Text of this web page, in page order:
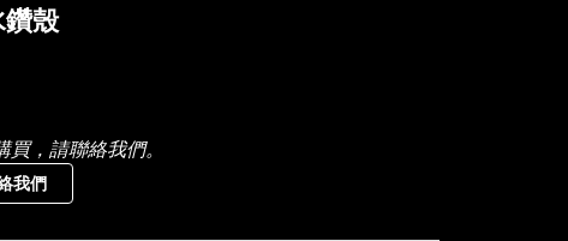
殼
買，請聯絡我們。
我們